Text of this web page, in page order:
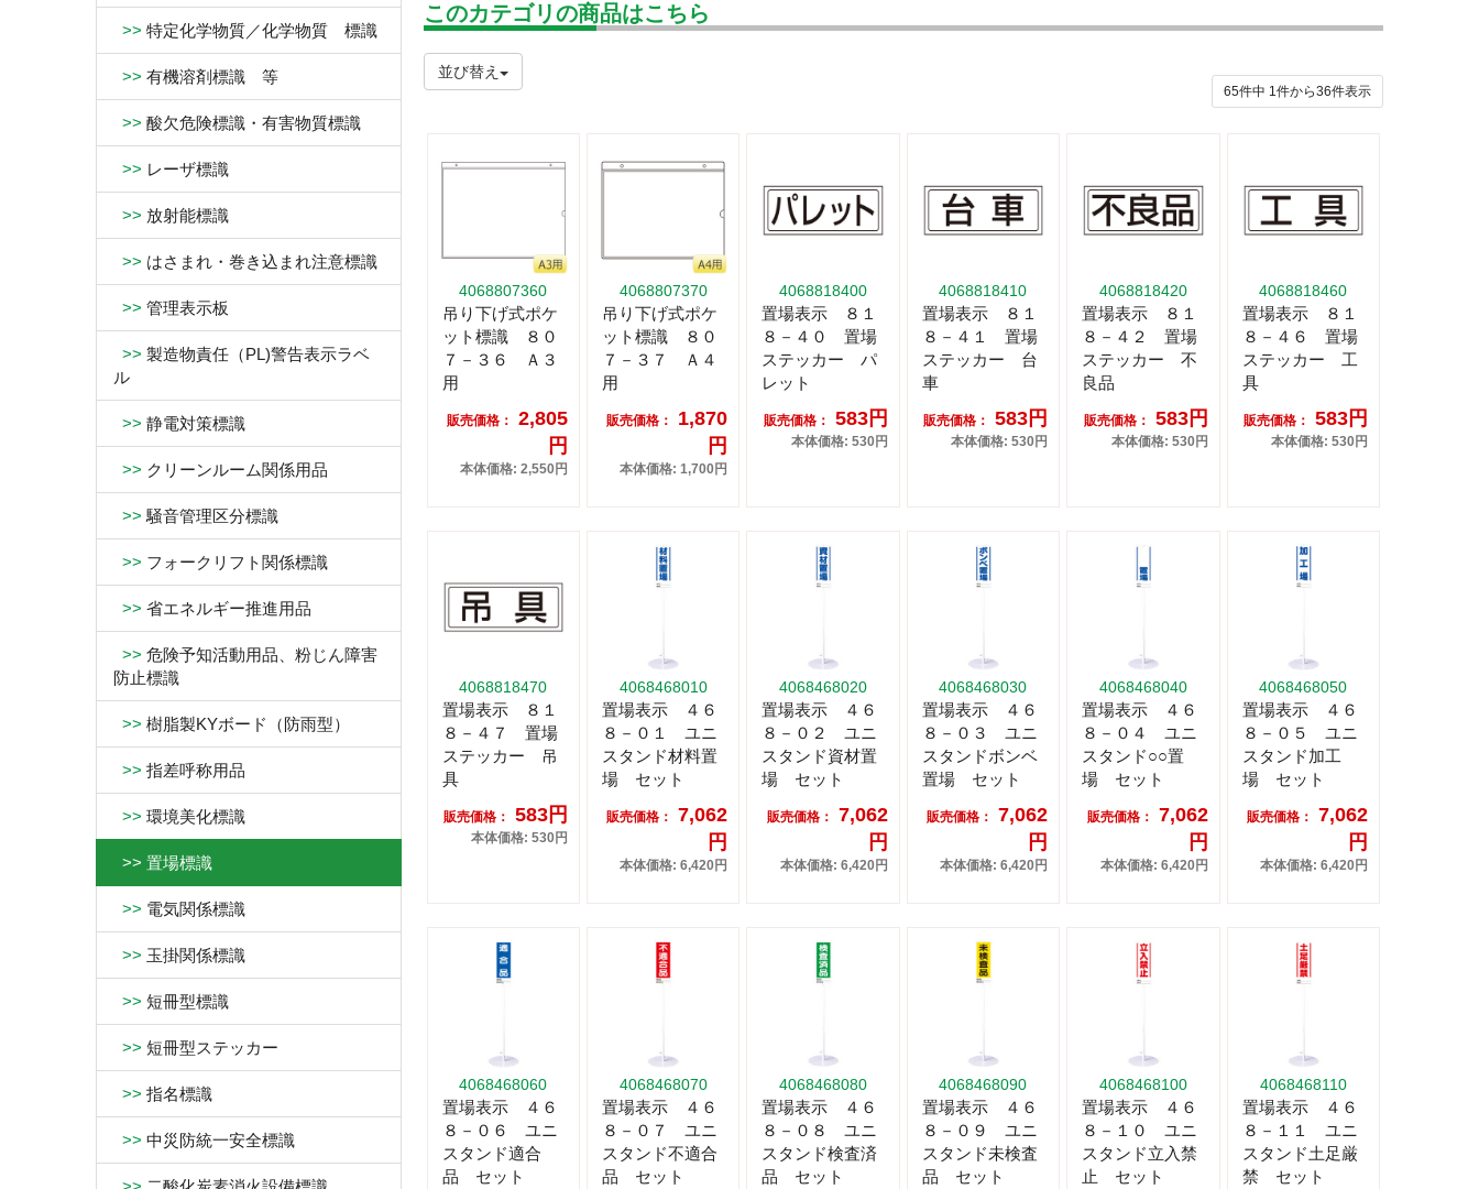
>> 特定化学物質／化学物質 標識
>> 有機溶剤標識 等
>> 酸欠危険標識・有害物質標識
>> レーザ標識
>> 放射能標識
>> はさまれ・巻き込まれ注意標識
>> 管理表示板
>> 製造物責任（PL)警告表示ラベ
ル
>> 静電対策標識
>> クリーンルーム関係用品
>> 騒音管理区分標識
>> フォークリフト関係標識
>> 省エネルギー推進用品
>> 危険予知活動用品、粉じん障害
防止標識
>> 樹脂製KYボード（防雨型）
>> 指差呼称用品
>> 環境美化標識
>> 置場標識
>> 電気関係標識
>> 玉掛関係標識
>> 短冊型標識
>> 短冊型ステッカー
>> 指名標識
>> 中災防統一安全標識
このカテゴリの商品はこちら
並び替え
65件中 1件から36件表示
4068807360
吊り下げ式ポケ
ット標識 ８０
７－３６ Ａ３
用
販売価格：
2,805
円
本体価格: 2,550円
4068807370
吊り下げ式ポケ
ット標識 ８０
７－３７ Ａ４
用
販売価格：
1,870
円
本体価格: 1,700円
4068818400
置場表示 ８１
８－４０ 置場
ステッカー パ
レット
販売価格： 583円
本体価格: 530円
4068818410
置場表示 ８１
８－４１ 置場
ステッカー 台
車
販売価格： 583円
本体価格: 530円
4068818420
置場表示 ８１
８－４２ 置場
ステッカー 不
良品
販売価格： 583円
本体価格: 530円
4068818460
置場表示 ８１
８－４６ 置場
ステッカー 工
具
販売価格： 583円
本体価格: 530円
4068818470
置場表示 ８１
８－４７ 置場
ステッカー 吊
具
販売価格： 583円
本体価格: 530円
4068468010
置場表示 ４６
８－０１ ユニ
スタンド材料置
場 セット
販売価格：
7,062
円
本体価格: 6,420円
4068468020
置場表示 ４６
８－０２ ユニ
スタンド資材置
場 セット
販売価格：
7,062
円
本体価格: 6,420円
4068468030
置場表示 ４６
８－０３ ユニ
スタンドボンベ
置場 セット
販売価格：
7,062
円
本体価格: 6,420円
4068468040
置場表示 ４６
８－０４ ユニ
スタンド○○置
場 セット
販売価格：
7,062
円
本体価格: 6,420円
4068468050
置場表示 ４６
８－０５ ユニ
スタンド加工
場 セット
販売価格：
7,062
円
本体価格: 6,420円
4068468060
置場表示 ４６
８－０６ ユニ
スタンド適合
品 セット
4068468070
置場表示 ４６
８－０７ ユニ
スタンド不適合
品 セット
4068468080
置場表示 ４６
８－０８ ユニ
スタンド検査済
品 セット
4068468090
置場表示 ４６
８－０９ ユニ
スタンド未検査
品 セット
4068468100
置場表示 ４６
８－１０ ユニ
スタンド立入禁
止 セット
4068468110
置場表示 ４６
８－１１ ユニ
スタンド土足厳
禁 セット